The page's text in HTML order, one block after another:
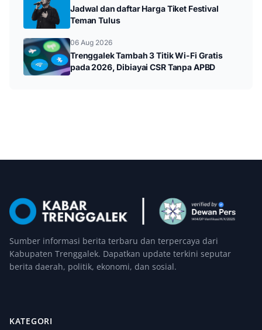
Jadwal dan daftar Harga Tiket Festival
Teman Tulus
06 Aug 2026
Trenggalek Tambah 3 Titik Wi-Fi Gratis
pada 2026, Dibiayai CSR Tanpa APBD
Sumber informasi berita terbaru dan terpercaya dari
Kabupaten Trenggalek. Dapatkan update terkini seputar
berita daerah, politik, ekonomi, dan sosial.
KATEGORI